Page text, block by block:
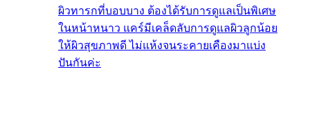
ผิวทารกที่บอบบาง ต้องได้รับการดูแลเป็นพิเศษ
ในหน้าหนาว แคร์มีเคล็ดลับการดูแลผิวลูกน้อย
ให้ผิวสุขภาพดี ไม่แห้งจนระคายเคืองมาแบ่ง
ปันกันค่ะ